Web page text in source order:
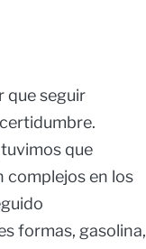
que seguir
que
complejos en los
formas, gasolina,